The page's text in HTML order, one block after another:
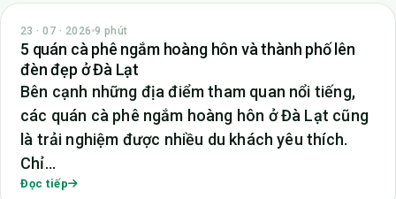
TIN TỨC
23 · 07 · 2026 9 phút
5 quán cà phê ngắm hoàng hôn và thành phố lên
đèn đẹp ở Đà Lạt
Bên cạnh những địa điểm tham quan nổi tiếng,
các quán cà phê ngắm hoàng hôn ở Đà Lạt cũng
là trải nghiệm được nhiều du khách yêu thích.
Chỉ…
Đọc tiếp